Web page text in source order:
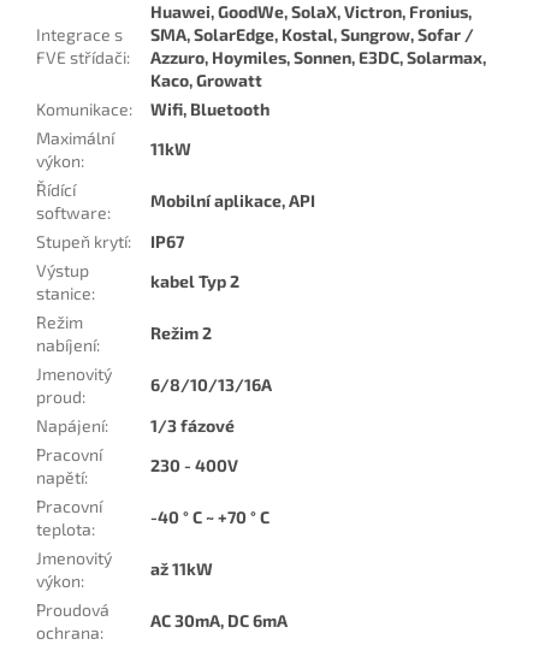
Integrace s
FVE střídači:
Huawei, GoodWe, SolaX, Victron, Fronius,
SMA, SolarEdge, Kostal, Sungrow, Sofar /
Azzuro, Hoymiles, Sonnen, E3DC, Solarmax,
Kaco, Growatt
Komunikace:
Wifi, Bluetooth
Maximální
výkon:
11kW
Řídící
software:
Mobilní aplikace, API
Stupeň krytí:
IP67
Výstup
stanice:
kabel Typ 2
Režim
nabíjení:
Režim 2
Jmenovitý
proud:
6/8/10/13/16A
Napájení:
1/3 fázové
Pracovní
napětí:
230 - 400V
Pracovní
teplota:
-40 ° C ~ +70 ° C
Jmenovitý
výkon:
až 11kW
Proudová
ochrana:
AC 30mA, DC 6mA